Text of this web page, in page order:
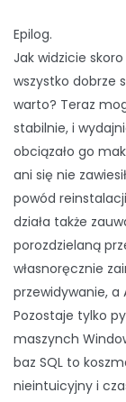
Epilog.
Jak widzicie
wszystko dobrze
warto? Teraz
stabilnie, i
obciązało go
ani się nie
powód
działa także
porozdzielaną
własnoręcznie
przewidywanie,
Pozostaje tylko
maszynch
baz SQL to
nieintuicyjny i